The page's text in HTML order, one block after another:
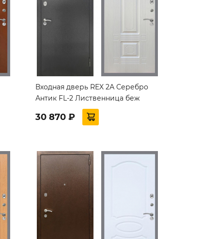
Входная дверь REX 2А Серебро
Антик FL-2 Лиственница беж
30 870 ₽